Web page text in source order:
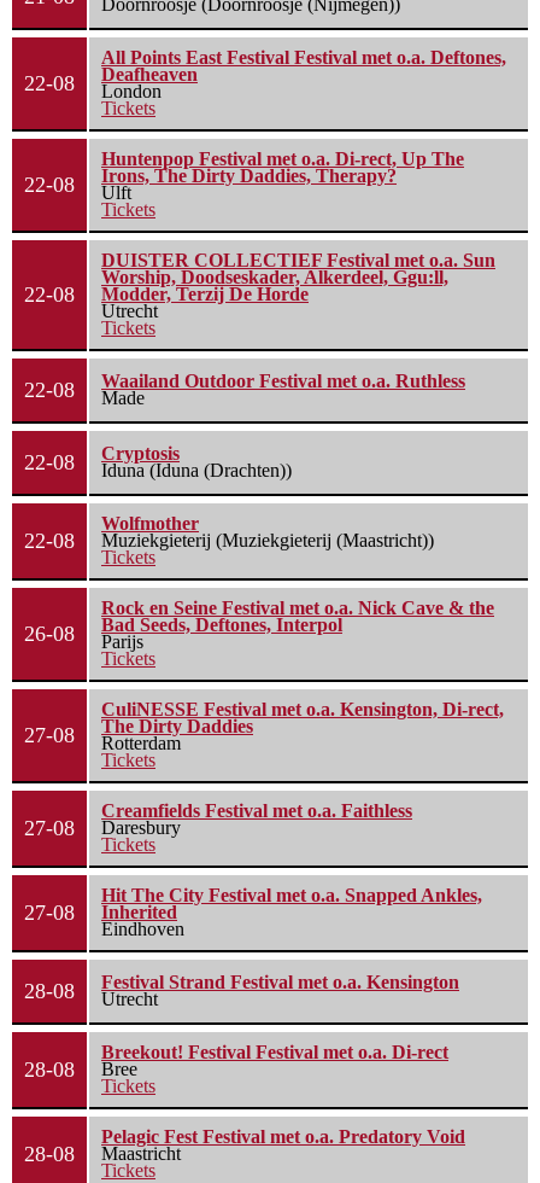
Doornroosje (Doornroosje (Nijmegen))
22-08
All Points East Festival Festival met o.a. Deftones,
Deafheaven
London
Tickets
22-08
Huntenpop Festival met o.a. Di-rect, Up The
Irons, The Dirty Daddies, Therapy?
Ulft
Tickets
22-08
DUISTER COLLECTIEF Festival met o.a. Sun
Worship, Doodseskader, Alkerdeel, Ggu:ll,
Modder, Terzij De Horde
Utrecht
Tickets
22-08
Waailand Outdoor Festival met o.a. Ruthless
Made
22-08
Cryptosis
Iduna (Iduna (Drachten))
22-08
Wolfmother
Muziekgieterij (Muziekgieterij (Maastricht))
Tickets
26-08
Rock en Seine Festival met o.a. Nick Cave & the
Bad Seeds, Deftones, Interpol
Parijs
Tickets
27-08
CuliNESSE Festival met o.a. Kensington, Di-rect,
The Dirty Daddies
Rotterdam
Tickets
27-08
Creamfields Festival met o.a. Faithless
Daresbury
Tickets
27-08
Hit The City Festival met o.a. Snapped Ankles,
Inherited
Eindhoven
28-08
Festival Strand Festival met o.a. Kensington
Utrecht
28-08
Breekout! Festival Festival met o.a. Di-rect
Bree
Tickets
28-08
Pelagic Fest Festival met o.a. Predatory Void
Maastricht
Tickets